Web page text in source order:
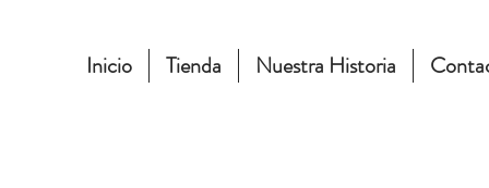
Inicio Tienda Nuestra Historia